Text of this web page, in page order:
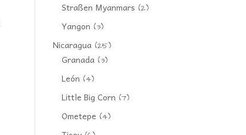
Straßen Myanmars (2)
Yangon (3)
Nicaragua (25)
Granada (3)
León (4)
Little Big Corn (7)
Ometepe (4)